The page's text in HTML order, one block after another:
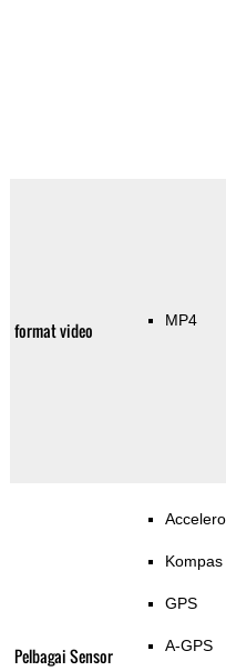
format video MP4
Pelbagai Sensor
Kompas
GPS
A-GPS